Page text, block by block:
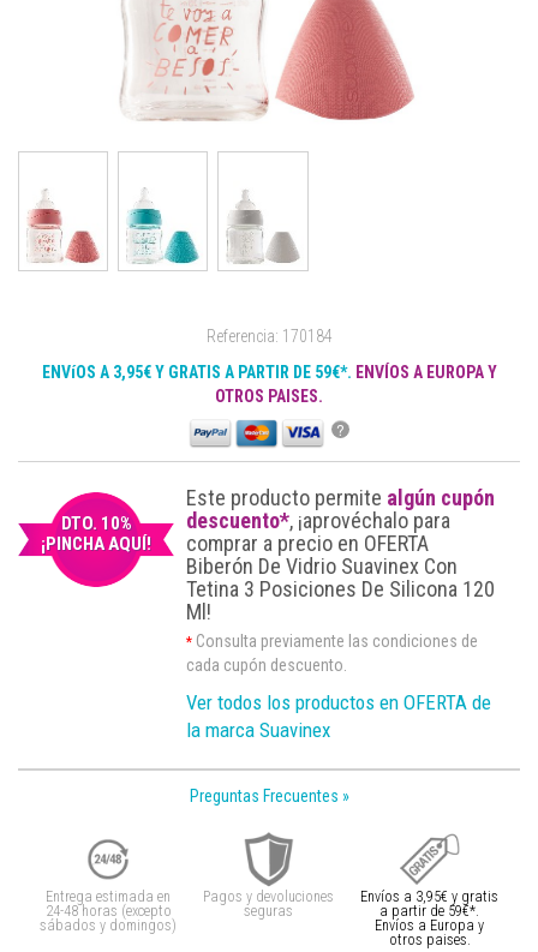
Referencia: 170184
ENVíOS A 3,95€ Y GRATIS A PARTIR DE 59€*. ENVÍOS A EUROPA Y
OTROS PAISES.
?
DTO. 10%
¡PINCHA AQUÍ!
Este producto permite algún cupón
descuento*, ¡aprovéchalo para
comprar a precio en OFERTA
Biberón De Vidrio Suavinex Con
Tetina 3 Posiciones De Silicona 120
Ml!
* Consulta previamente las condiciones de
cada cupón descuento.
Ver todos los productos en OFERTA de
la marca Suavinex
Preguntas Frecuentes »
Entrega estimada en
24-48 horas (excepto
sábados y domingos)
Pagos y devoluciones
seguras
Envíos a 3,95€ y gratis
a partir de 59€*.
Envíos a Europa y
otros paises.